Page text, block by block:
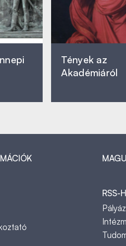
Tények az
Akadémiáról
RSS-